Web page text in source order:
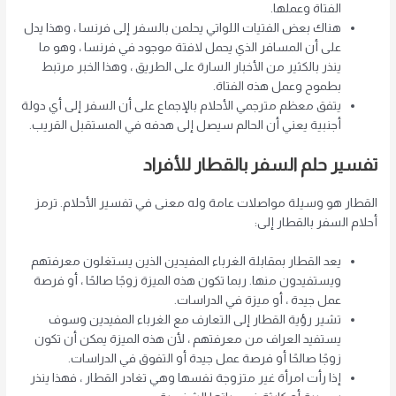
الفتاة وعملها.
هناك بعض الفتيات اللواتي يحلمن بالسفر إلى فرنسا ، وهذا يدل
على أن المسافر الذي يحمل لافتة موجود في فرنسا ، وهو ما
ينذر بالكثير من الأخبار السارة على الطريق ، وهذا الخبر مرتبط
بطموح وعمل هذه الفتاة.
يتفق معظم مترجمي الأحلام بالإجماع على أن السفر إلى أي دولة
أجنبية يعني أن الحالم سيصل إلى هدفه في المستقبل القريب.
تفسير حلم السفر بالقطار للأفراد
القطار هو وسيلة مواصلات عامة وله معنى في تفسير الأحلام. ترمز
أحلام السفر بالقطار إلى:
يعد القطار بمقابلة الغرباء المفيدين الذين يستغلون معرفتهم
ويستفيدون منها. ربما تكون هذه الميزة زوجًا صالحًا ، أو فرصة
عمل جيدة ، أو ميزة في الدراسات.
تشير رؤية القطار إلى التعارف مع الغرباء المفيدين وسوف
يستفيد العراف من معرفتهم ، لأن هذه الميزة يمكن أن تكون
زوجًا صالحًا أو فرصة عمل جيدة أو التفوق في الدراسات.
إذا رأت امرأة غير متزوجة نفسها وهي تغادر القطار ، فهذا ينذر